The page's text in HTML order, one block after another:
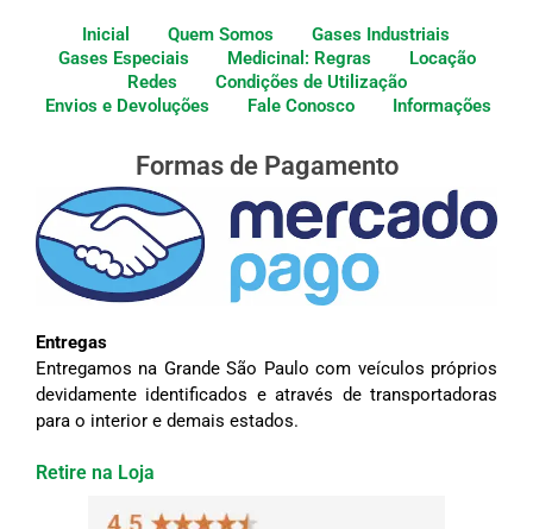
Inicial Quem Somos
Gases Industriais
Gases Especiais
Medicinal: Regras
Locação
Redes
Condições de Utilização
Envios e Devoluções
Fale Conosco Informações
Formas de Pagamento
Entregas
Entregamos na Grande São Paulo com veículos próprios
devidamente identificados e através de transportadoras
para o interior e demais estados.
Retire na Loja